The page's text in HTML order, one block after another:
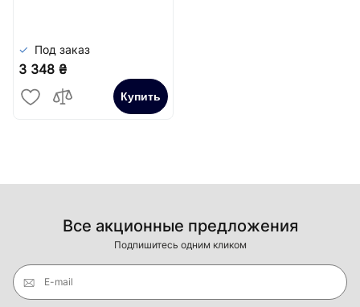
Под заказ
3 348 ₴
Купить
Все акционные предложения
Подпишитесь одним кликом
E-mail